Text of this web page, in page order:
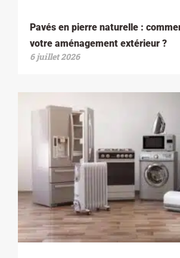
Pavés en pierre naturelle :
votre aménagement extérieur ?
6 juillet 2026